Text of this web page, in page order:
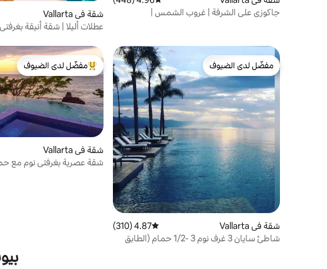
جاكوزي على الشرفة | غروب الشمس |
شقة في Vallarta
عطلات أليلا | شقة أنيقة
مفضّل لدى الضيوف
مفضّل لدى الضيوف
شقة في Vallarta متوسط التقييم 4.87 من 5، 310 مراجعات
4.87 (310)
شاطئ سايان 3 غرف نوم 3 -1/2 حمام (الطابق
من أبرز البيوت المفضّلة
مفضّل لدى الضيوف
شقة في Vallarta
شقة عصرية بغرفتي نوم مع